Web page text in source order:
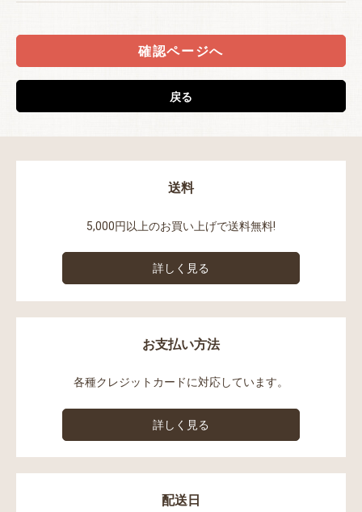
確認ページへ
戻る
送料
5,000円以上のお買い上げで送料無料!
詳しく見る
お支払い方法
各種クレジットカードに対応しています。
詳しく見る
配送日